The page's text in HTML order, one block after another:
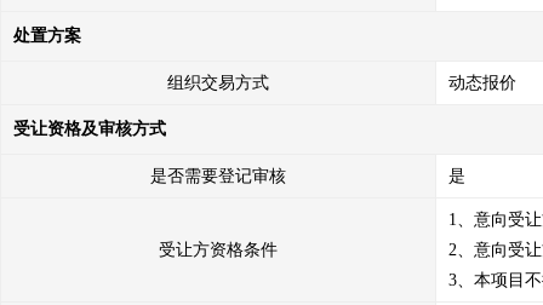
处置方案
组织交易方式 动态报价
受让资格及审核方式
是否需要登记审核 是
受让方资格条件
1、意向受
2、意向受
3、本项目